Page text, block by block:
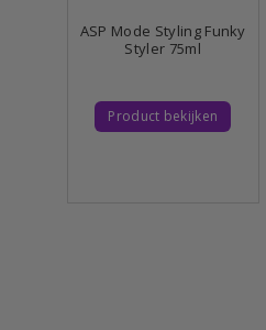
ASP Mode Styling Funky
Styler 75ml
Product bekijken